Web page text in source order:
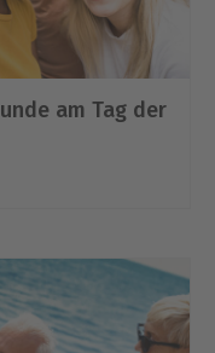
am Tag der